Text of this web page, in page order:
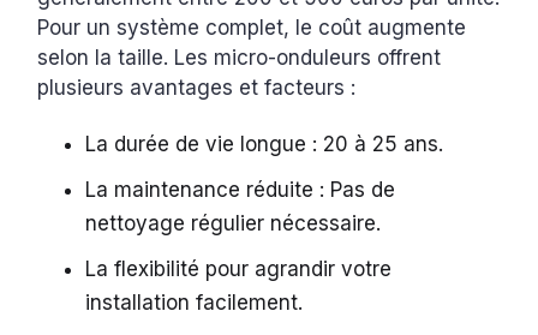
Pour un système complet, le coût augmente
selon la taille. Les micro-onduleurs offrent
plusieurs avantages et facteurs :
La durée de vie longue : 20 à 25 ans.
La maintenance réduite : Pas de
nettoyage régulier nécessaire.
La flexibilité pour agrandir votre
installation facilement.